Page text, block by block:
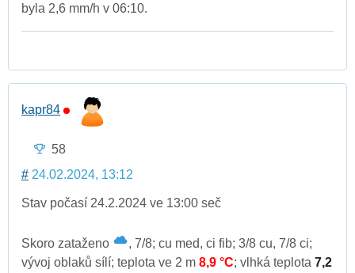
byla 2,6 mm/h v 06:10.
kapr84
58
# 24.02.2024, 13:12
Stav počasí 24.2.2024 ve 13:00 seč
Skoro zataženo
, 7/8; cu med, ci fib; 3/8 cu, 7/8 ci;
vývoj oblaků sílí; teplota ve 2 m 8,9 °C; vlhká teplota 7,2